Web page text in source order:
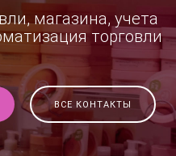
магазина, учета
торговли
ВСЕ КОНТАКТЫ